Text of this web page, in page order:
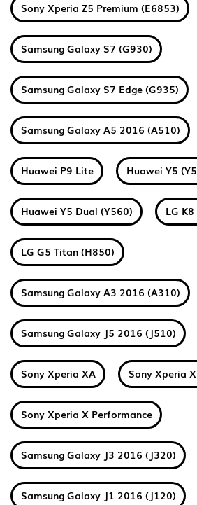
Sony Xperia Z5 Premium (E6853)
Samsung Galaxy S7 (G930)
Samsung Galaxy S7 Edge (G935)
Samsung Galaxy A5 2016 (A510)
Huawei P9 Lite Huawei Y5
Huawei Y5 Dual (Y560) LG
LG G5 Titan (H850)
Samsung Galaxy A3 2016 (A310)
Samsung Galaxy J5 2016 (J510)
Sony Xperia XA Sony Xperia
Sony Xperia X Performance
Samsung Galaxy J3 2016 (J320)
Samsung Galaxy J1 2016 (J120)